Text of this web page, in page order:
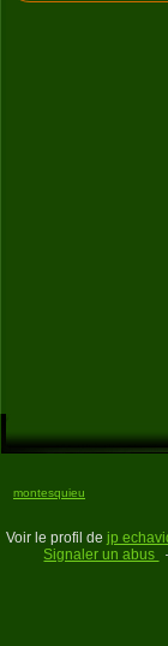
montesquieu
Voir le profil de jp
Signaler un abus